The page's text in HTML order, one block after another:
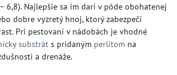
6,8). Najlepšie sa im darí v pôde obohatenej
dobre vyzretý hnoj, ktorý zabezpečí
Pri pestovaní v nádobách je vhodné
substrát s pridaným perlitom na
a drenáže.